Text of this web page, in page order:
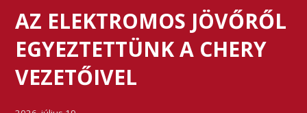
AZ ELEKTROMOS JÖVŐRŐL
EGYEZTETTÜNK A CHERY
VEZETŐIVEL